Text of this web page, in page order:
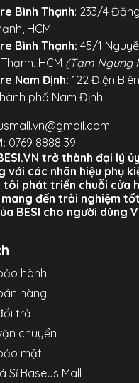
làm từ chất liệu kim loại
Không chỉ mang lại
xe mà còn giúp tản
khi sử dụng trong thời
NỔI BẬT⚙️
sốc:Thiết kế ngàm
tẩu luôn bám chặt
liên tục ngay cả khi đi
12V-24V: Sử dụng
nay từ xe con (Sedan,
vệ an toàn:
dòng, quá áp, ngắn mạch
toàn tuyệt đối cho hệ
sản phẩm
Bình Thạnh: 233/4 Đặng
HCM
Bình Thạnh: 45/1
HCM (Tạm Ngưng
Nam Định: 122 Điện
phố Nam Định
0769 8888 39
trở thành đại lý
với các nhãn hiệu phụ
tôi phát triển chuỗi cửa
đến trải nghiệm
BESI cho người dùng
hành
hàng
trả
chuyển
mật
Sỉ Baseus Mall